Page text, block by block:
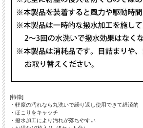
[特徴]
・軽度の汚れなら丸洗いで繰り返し使用できて経済的
・ほこりをキャッチ
・撥水加工により汚れが落ちやすい